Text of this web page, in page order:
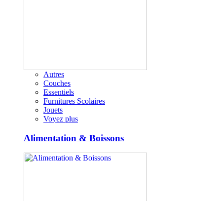
Autres
Couches
Essentiels
Furnitures Scolaires
Jouets
Voyez plus
Alimentation & Boissons